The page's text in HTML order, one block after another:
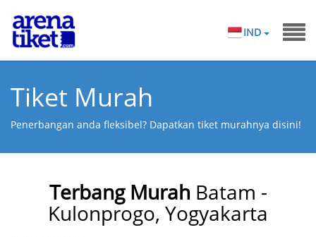
IND
Tiket Murah
Penerbangan anda fleksibel? Dapatkan tiket murahnya disini!
Terbang Murah Batam -
Kulonprogo, Yogyakarta